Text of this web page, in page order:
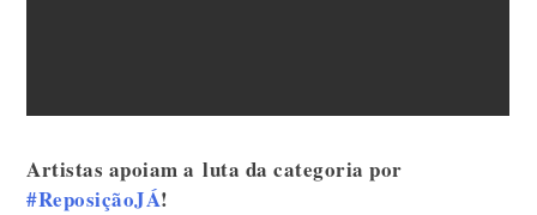
Artistas apoiam a luta da categoria por
#ReposiçãoJÁ!